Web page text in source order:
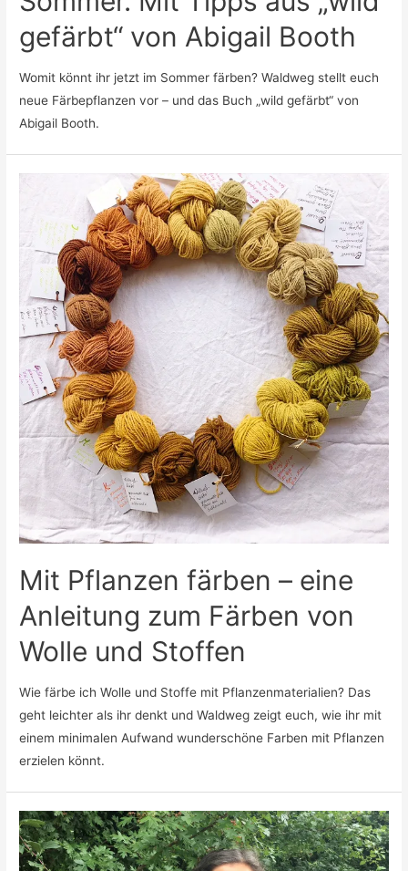
gefärbt“ von Abigail Booth
Womit könnt ihr jetzt im Sommer färben? Waldweg stellt euch
neue Färbepflanzen vor – und das Buch „wild gefärbt“ von
Abigail Booth.
Mit Pflanzen färben – eine
Anleitung zum Färben von
Wolle und Stoffen
Wie färbe ich Wolle und Stoffe mit Pflanzenmaterialien? Das
geht leichter als ihr denkt und Waldweg zeigt euch, wie ihr mit
einem minimalen Aufwand wunderschöne Farben mit Pflanzen
erzielen könnt.